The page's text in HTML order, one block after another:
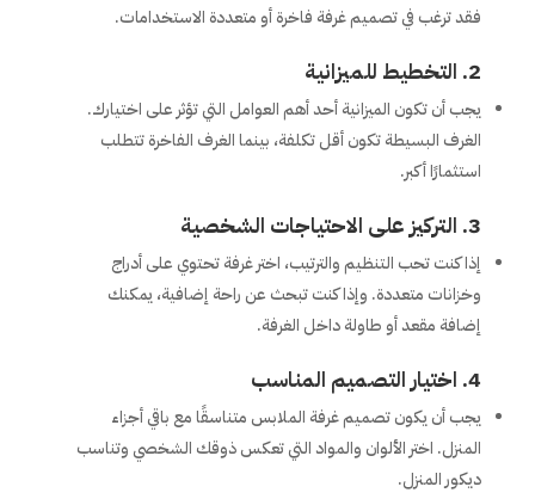
فقد ترغب في تصميم غرفة فاخرة أو متعددة الاستخدامات.
2. التخطيط للميزانية
يجب أن تكون الميزانية أحد أهم العوامل التي تؤثر على اختيارك.
الغرف البسيطة تكون أقل تكلفة، بينما الغرف الفاخرة تتطلب
استثمارًا أكبر.
3. التركيز على الاحتياجات الشخصية
إذا كنت تحب التنظيم والترتيب، اختر غرفة تحتوي على أدراج
وخزانات متعددة. وإذا كنت تبحث عن راحة إضافية، يمكنك
إضافة مقعد أو طاولة داخل الغرفة.
4. اختيار التصميم المناسب
يجب أن يكون تصميم غرفة الملابس متناسقًا مع باقي أجزاء
المنزل. اختر الألوان والمواد التي تعكس ذوقك الشخصي وتناسب
ديكور المنزل.